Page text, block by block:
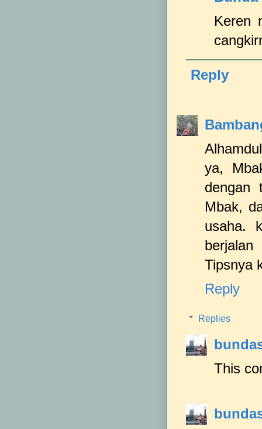
Keren
Reply
ya,
dengan
Mbak,
usaha.
Tipsnya
Reply
Replies
This